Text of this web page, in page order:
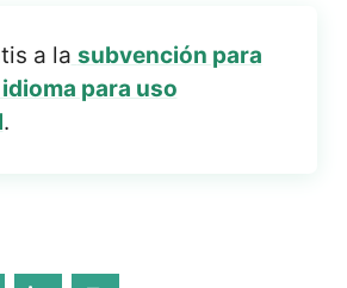
a la subvención para
para uso
.